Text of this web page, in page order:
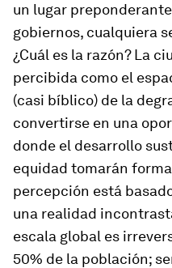
un lugar
gobiernos, cualquiera
¿Cuál es la razón? La
percibida como el
(casi bíblico) de la
convertirse en una
donde el desarrollo
equidad tomarán
percepción está
una realidad
escala global es
50% de la población;